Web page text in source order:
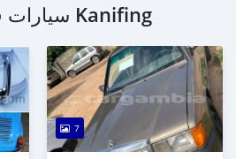
اشتري Coupe سيارات في Kanifing
7